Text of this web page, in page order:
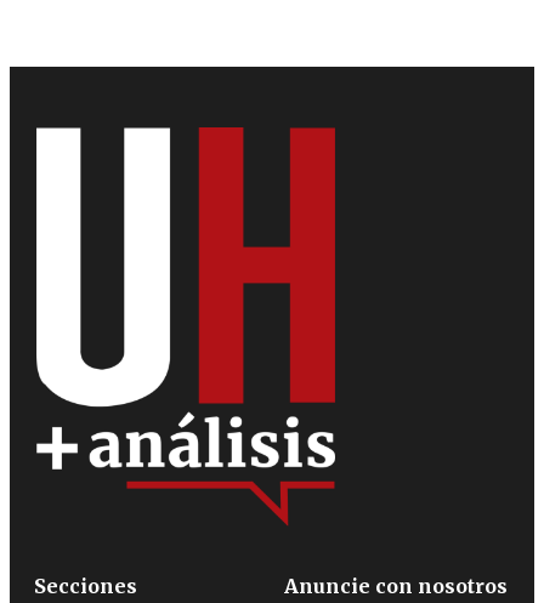
Secciones
Anuncie con nosotros